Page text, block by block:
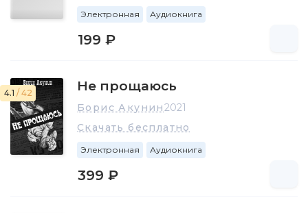
Электронная Аудиокнига
199 ₽
4.1 / 42 Не прощаюсь
Борис Акунин2021
Скачать бесплатно
Электронная Аудиокнига
399 ₽